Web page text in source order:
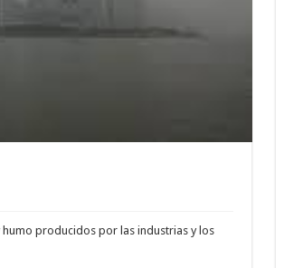
producidos por las industrias y los